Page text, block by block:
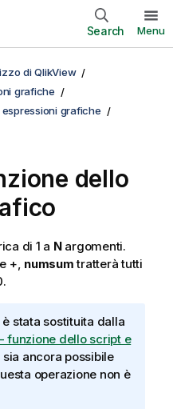
Search Menu
di QlikView
grafiche
grafiche
dello
di 1 a Nargomenti.
+, numsumtratterà tutti
è stata sostituita dalla
funzione dello script e
sia ancora possibile
operazione non è